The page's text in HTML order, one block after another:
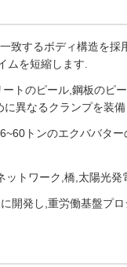
致するボディ構造を
ムを短縮します.
トのピール,鋼板のピ
異なるクランプを装
トンのエクババタ
トワーク,橋,太陽光
開発し,重労働基盤プ